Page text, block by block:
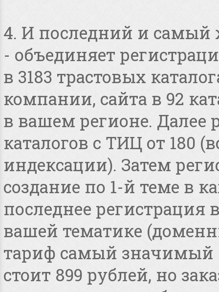
4. И последний и
- объединяет
в 3183 трастовых
компании, сайта в 92
в вашем регионе. Далее
каталогов с ТИЦ от 180
индексации). Затем
создание по 1-й теме в
последнее регистрация
вашей тематике
тариф самый значимый
стоит 899 рублей, но